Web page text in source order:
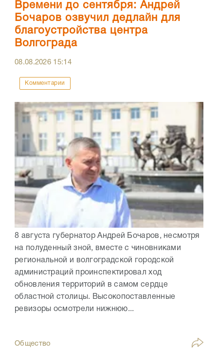
Времени до сентября: Андрей
Бочаров озвучил дедлайн для
благоустройства центра
Волгограда
08.08.2026 15:14
Комментарии
8 августа губернатор Андрей Бочаров, несмотря
на полуденный зной, вместе с чиновниками
региональной и волгоградской городской
администраций проинспектировал ход
обновления территорий в самом сердце
областной столицы. Высокопоставленные
ревизоры осмотрели нижнюю...
Общество